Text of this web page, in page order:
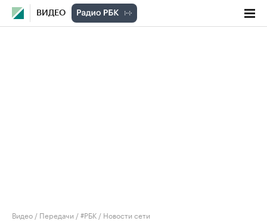
ВИДЕО
Видео / Передачи /#РБК / Новости сети